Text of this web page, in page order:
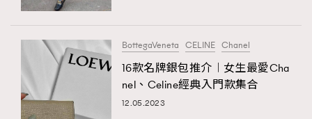
BottegaVeneta CELINE Chanel
16款名牌銀包推介︱女生最愛Cha
nel、Celine經典入門款集合
12.05.2023